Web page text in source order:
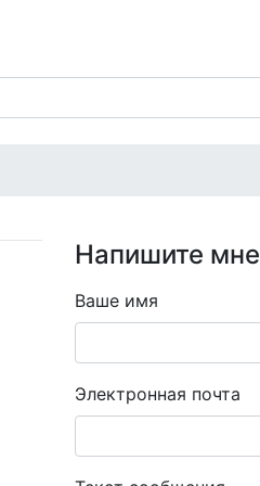
Напишите мне
Ваше имя
Электронная почта